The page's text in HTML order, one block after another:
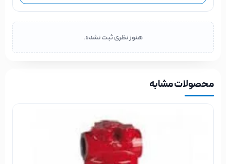
هنوز نظری ثبت نشده.
محصولات مشابه